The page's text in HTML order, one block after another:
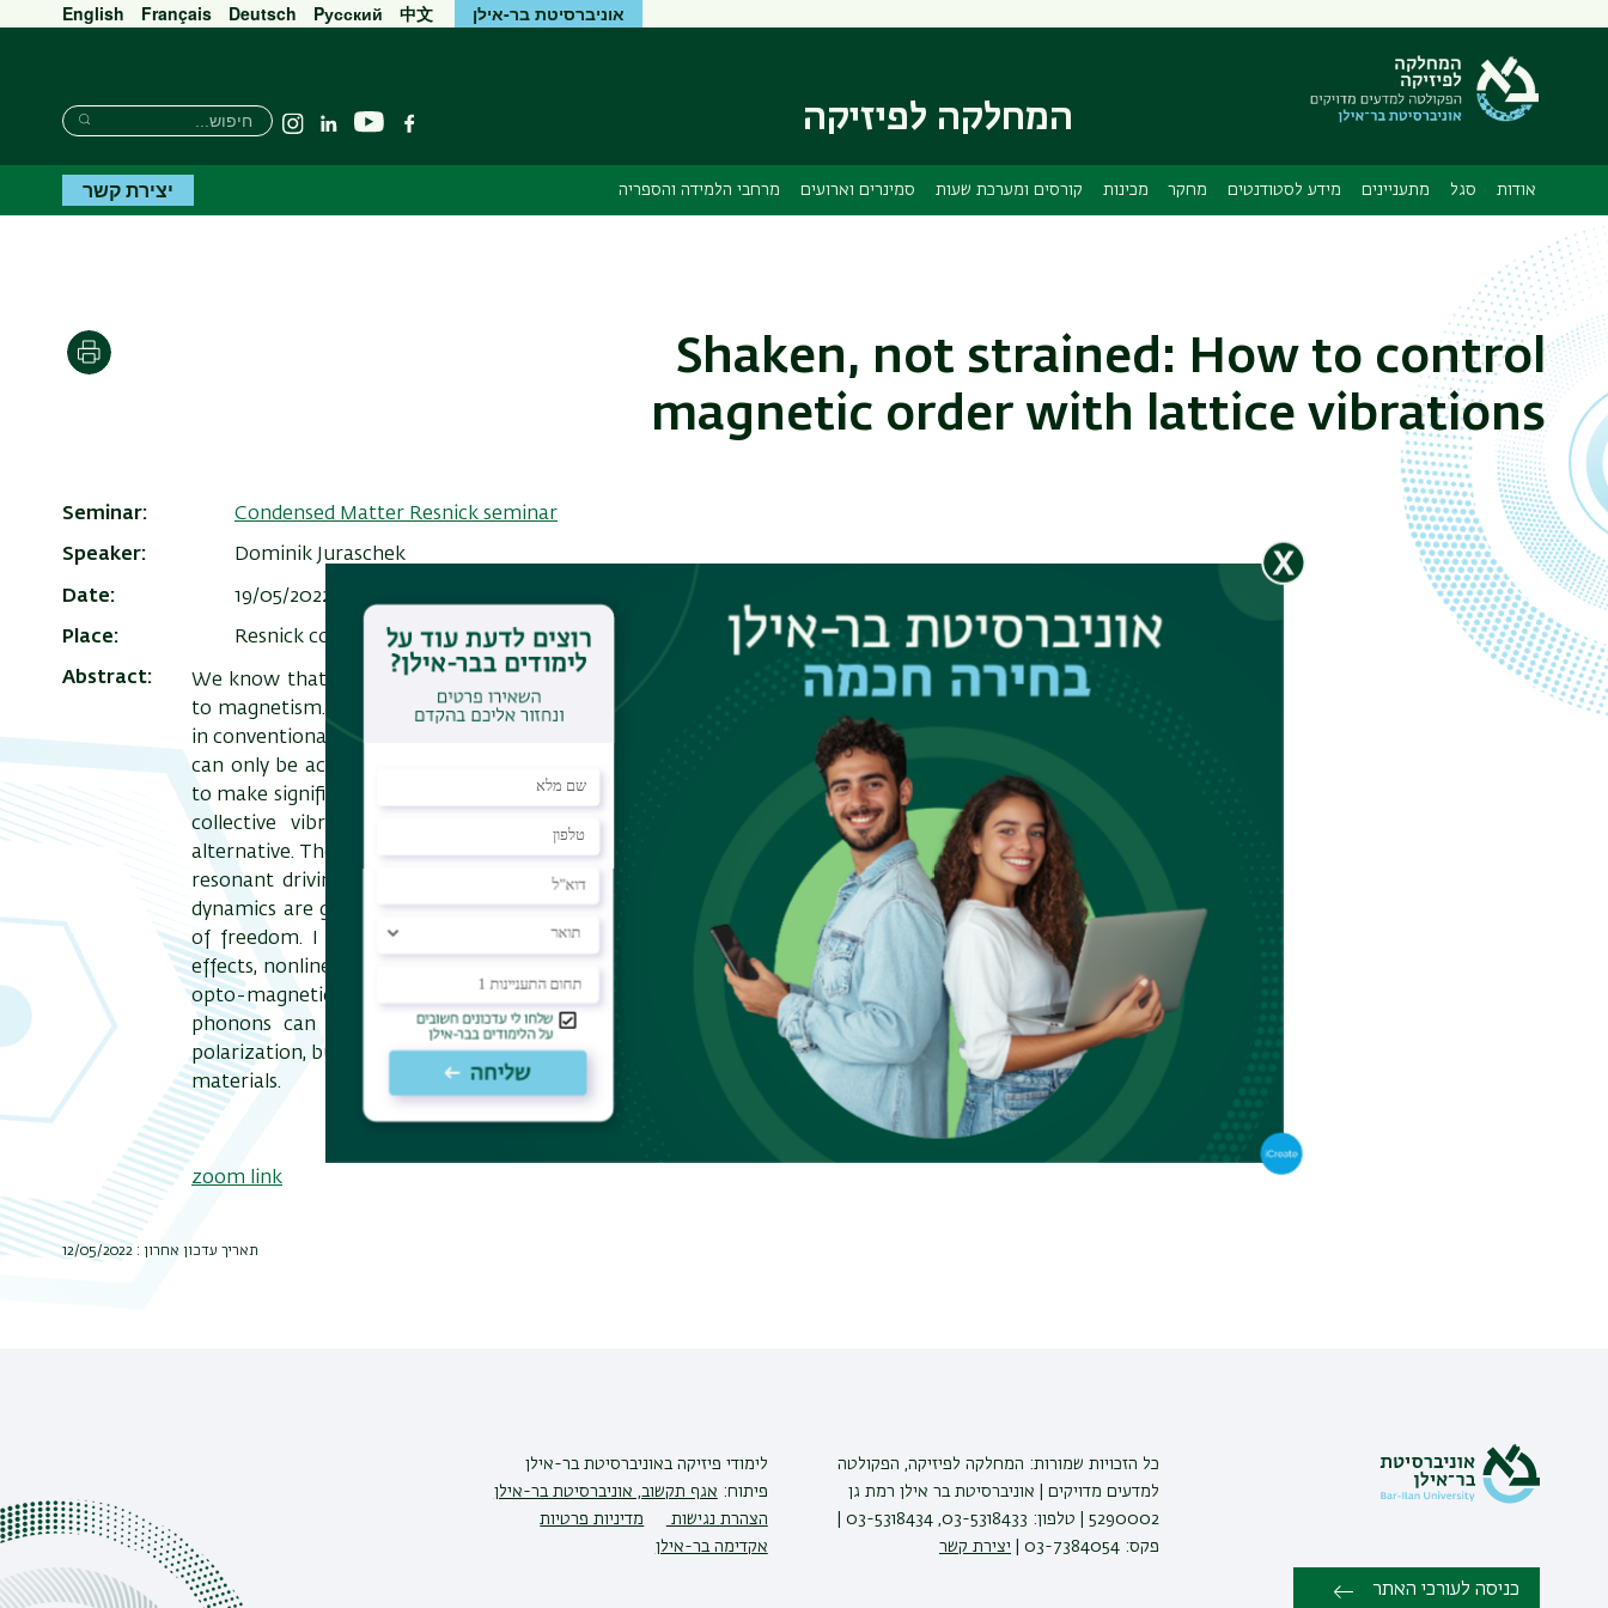
תפריט
משני
אוניברסיטת בר-אילן English Français Deutsch Pусский 中文
המחלקה לפיזיקה פייסבוקיוטיוב Linkedin
Instagram
חיפוש
חיפוש
חיפוש
אודות סגל מתעניינים מידע לסטודנטים מחקר מכינות קורסים ומערכת שעות סמינרים וארועים מרחבי הלמידה והספריה יצירת קשר
Shaken, not strained: How to control
magnetic order with lattice vibrations
הדפסה
Seminar Condensed Matter Resnick seminar
Speaker Dominik Juraschek
Date 19/05/2022 , 15:30
Place Resnick conference room on the 0th floor
Abstract
We know that the structure and symmetry of the crystal lattice are closely connected
to magnetism. We try to adjust these factors in order to change the alignment of spins
in conventional ways, for instance, by applying pressure or strain. However, these effects
can only be achieved statically, and many materials may break under the load required
to make significant changes in the magnetic order. In this talk, I will show how coherent
collective vibrations of atoms, known as optical phonons, provide an intriguing
alternative. The development of powerful terahertz sources in recent years has enabled
resonant driving of optical phonons, yielding vibrational amplitudes so large that the
dynamics are governed by nonlinear interactions between phonons and other degrees
of freedom. I will lay out the steps that lead to the prediction of phono-magnetic
effects, nonlinear phononic phenomena that can be regarded as vibrational analogs of
opto-magnetic effects in nonlinear optics. In this process, I will show how optical
phonons can be used not just to control spin waves coherently and induce spin
polarization, but also to produce magnetic responses in otherwise entirely nonmagnetic
materials.
zoom link
תאריך עדכון אחרון : 12/05/2022
כניסה לעורכי האתר
כל הזכויות שמורות: המחלקה לפיזיקה, הפקולטה
למדעים מדויקים | אוניברסיטת בר אילן רמת גן
פקס: 03-7384054 |
יצירת קשר
לימודי פיזיקהבאוניברסיטת בר-אילן
פיתוח: אגף תקשוב, אוניברסיטת בר-אילן
הצהרת נגישות
מדיניות פרטיות
אקדימה בר-אילן